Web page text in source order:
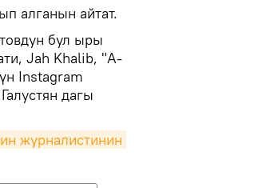
алганын айтат.
бул ыры
Jah Khalib, "А-
Instagram
дагы
журналистинин